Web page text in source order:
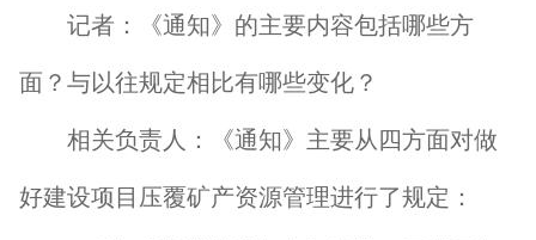
记者：《通知》的主要内容包括哪些方
面？与以往规定相比有哪些变化？
相关负责人：《通知》主要从四方面对做
好建设项目压覆矿产资源管理进行了规定：